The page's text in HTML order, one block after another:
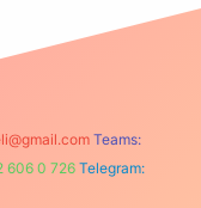
Teams:
606 0 726 Telegram: